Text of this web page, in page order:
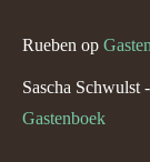
Rueben op
Sascha Schwulst
Gastenboek